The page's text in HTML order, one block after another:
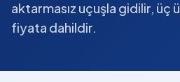
aktarmasız uçuşla gidilir, üç
fiyata dahildir.